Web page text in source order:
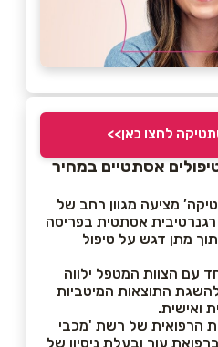
לחצו כאן>>
אסתטיים במחיר
מציעה מגוון רחב של
רגנרטיבית אסתטית בפריסה
מתן דגש על טיפול
עם הצוות המטפל ילווה
התוצאות המיטביות
ואישית.
הרפואית של רשת 'מכבי
עור ובעלת ניסיון של